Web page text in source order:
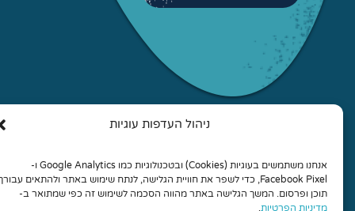
ניהול העדפות עוגיות
אנחנו משתמשים בעוגיות (Cookies) ובטכנולוגיות כמו Google Analytics ו-
Facebook Pixel, כדי לשפר את חוויית הגלישה, לנתח שימוש באתר ולהתאים עבורך
תוכן ופרסום. המשך הגלישה באתר מהווה הסכמה לשימוש זה כפי שמתואר ב-
מדיניות הפרטיות.
© 2026 כל הזכויות שמורות לגיטר פריק - לימוד גיטרה אונליין
Aeroplane בניית אתרים